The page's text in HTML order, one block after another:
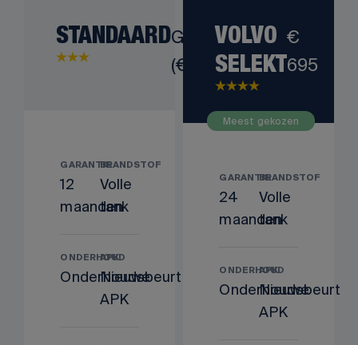
STANDAARDGratis
(€ 0)
GARANTIE
12
maanden
BRANDSTOF
Volle
tank
ONDERHOUD
Onderhoudsbeurt
APK
Nieuwe
APK
VOLVO
SELEKT
Meest gekozen
€
695
GARANTIE
24
maanden
BRANDSTOF
Volle
tank
ONDERHOUD
Onderhoudsbeurt
APK
Nieuwe
APK